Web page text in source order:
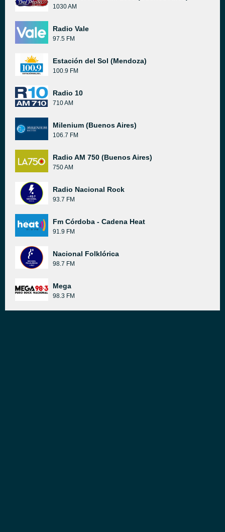
1030 AM
Radio Vale
97.5 FM
Estación del Sol (Mendoza)
100.9 FM
Radio 10
710 AM
Milenium (Buenos Aires)
106.7 FM
Radio AM 750 (Buenos Aires)
750 AM
Radio Nacional Rock
93.7 FM
Fm Córdoba - Cadena Heat
91.9 FM
Nacional Folklórica
98.7 FM
Mega
98.3 FM